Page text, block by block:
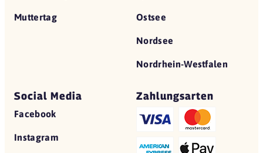
Muttertag Ostsee
Nordsee
Nordrhein-Westfalen
Social Media
Facebook
Instagram
Zahlungsarten